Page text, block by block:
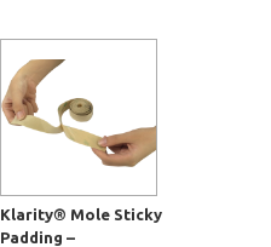
Klarity® Mole Sticky
Padding –